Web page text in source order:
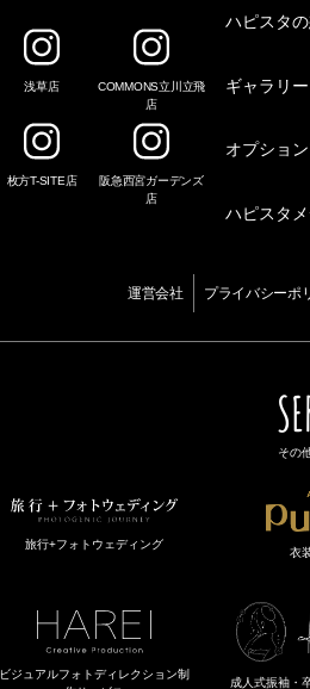
ハピスタ
ギャラリー
オプショ
ハピスタ
浅草店
COMMONS立川立飛
店
枚方T-SITE店
阪急西宮ガーデンズ
店
運営会社 プライバシーポ
その
旅行+フォトウェディング
衣
ビジュアルフォトディレクション制
成人式振袖・